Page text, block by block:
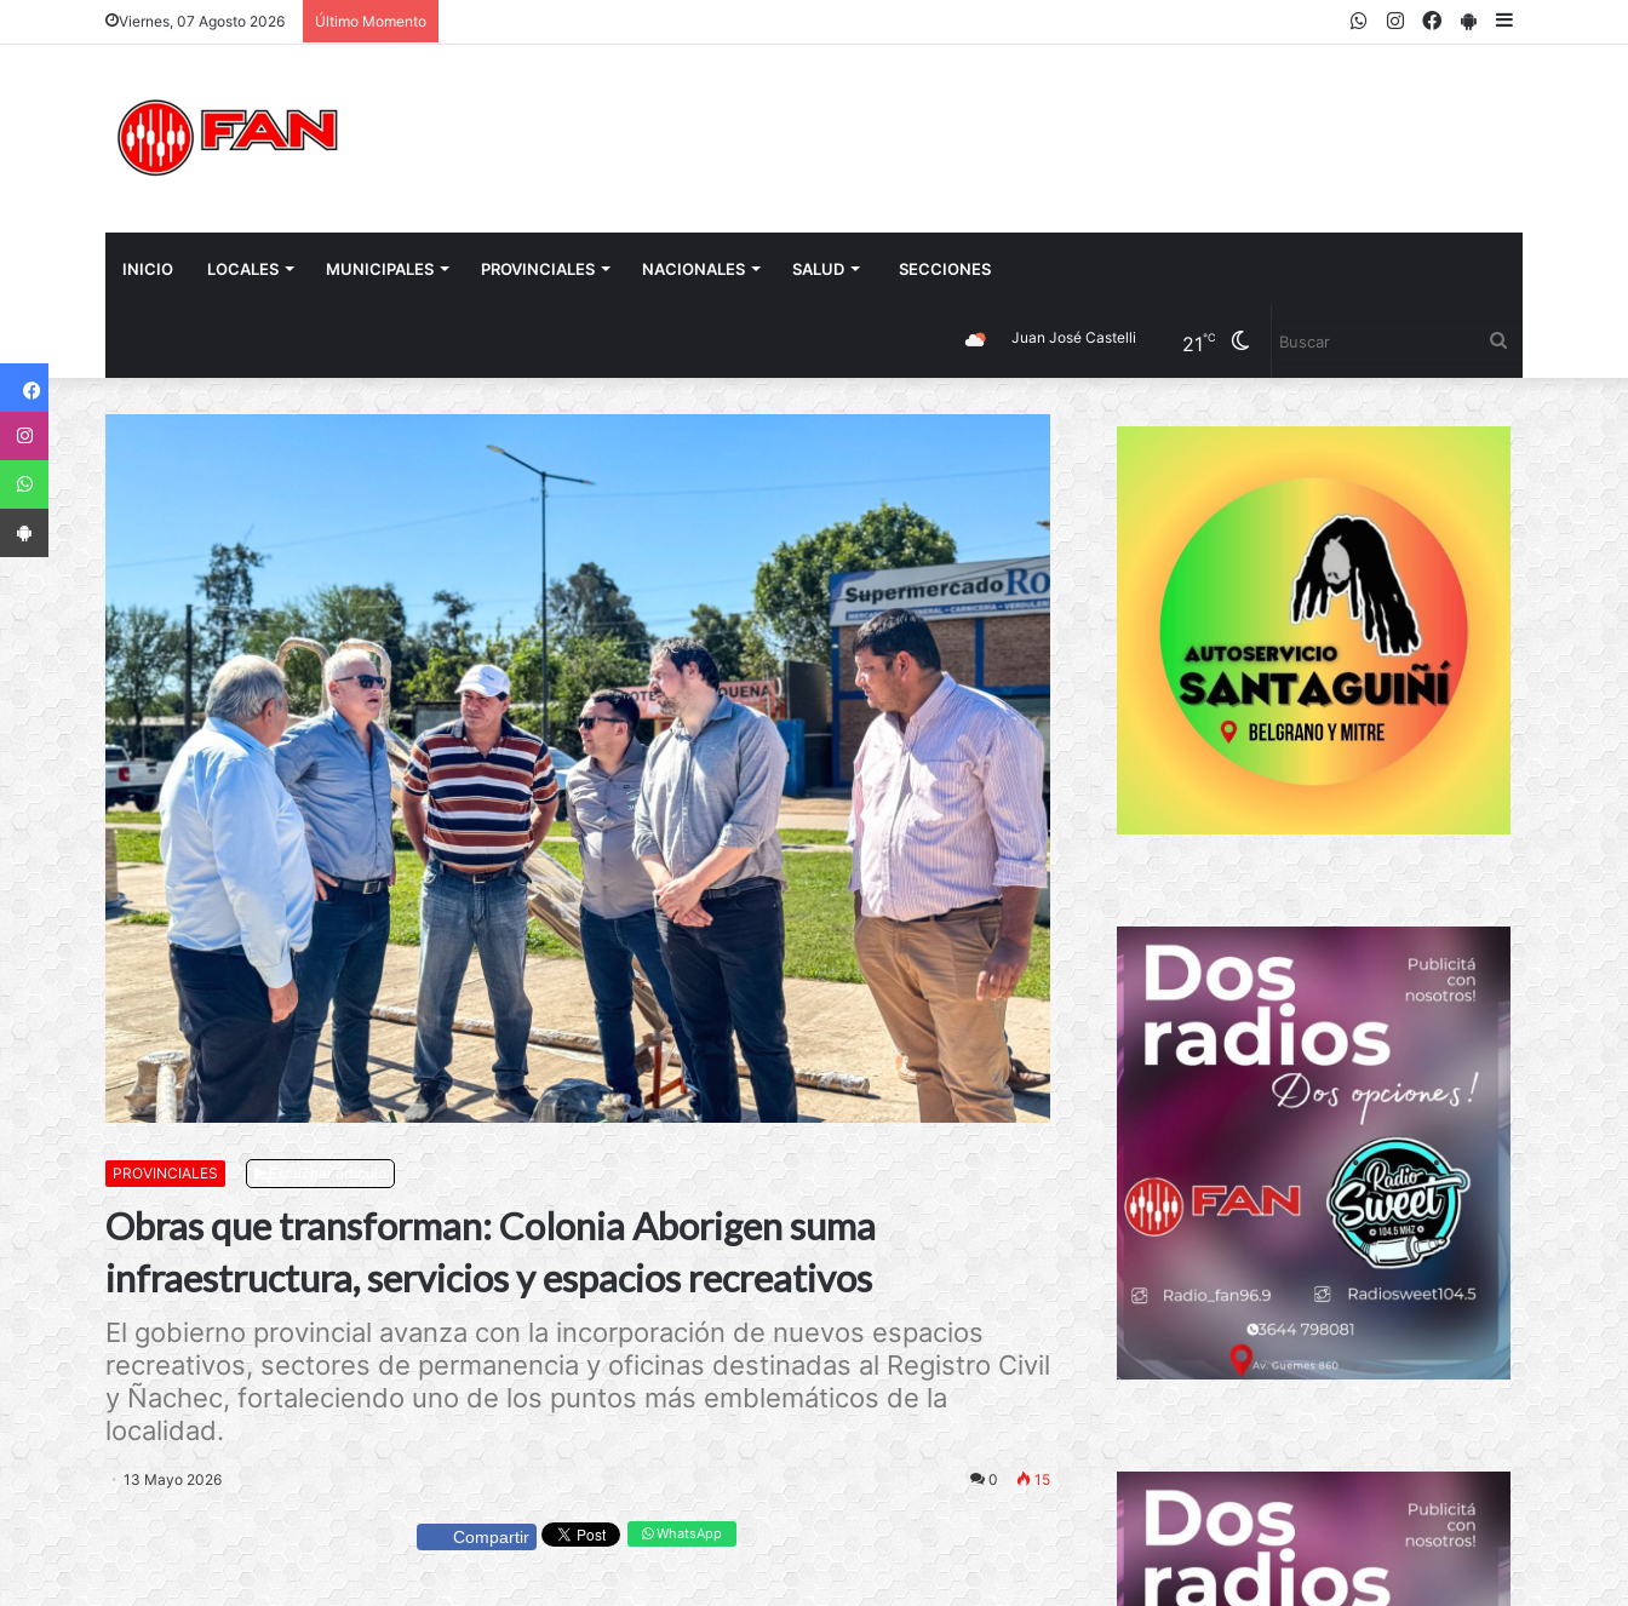
Viernes, 07 Agosto 2026 Último Momento PlayStore
Facebook
Instagram
WhatsApp
INICIO LOCALES MUNICIPALES PROVINCIALES NACIONALES SALUD SECCIONES
Cambiar
modo
Juan José Castelli 21℃
PROVINCIALES Escuchar artículo
Obras que transforman: Colonia Aborigen suma
infraestructura, servicios y espacios recreativos
El gobierno provincial avanza con la incorporación de nuevos espacios
recreativos, sectores de permanencia y oficinas destinadas al Registro Civil
y Ñachec, fortaleciendo uno de los puntos más emblemáticos de la
localidad.
13 Mayo 2026 0 15
Compartir WhatsApp
Instagram
App Android